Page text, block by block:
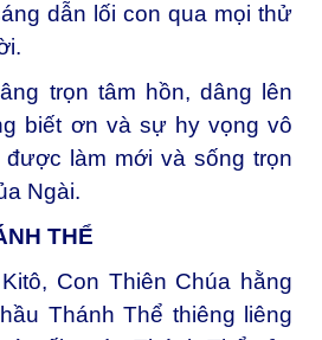
dẫn lối con qua mọi thử
trọn tâm hồn, dâng lên
biết ơn và sự hy vọng vô
được làm mới và sống trọn
Ngài.
THỂ
Con Thiên Chúa hằng
Thánh Thể thiêng liêng